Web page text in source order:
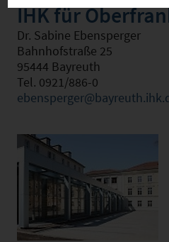
IHK für
Dr. Sabine Ebensperger
Bahnhofstraße 25
95444 Bayreuth
Tel. 0921/886-0